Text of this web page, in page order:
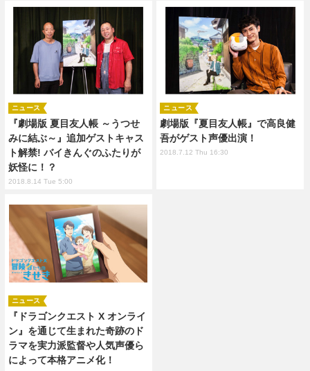
『劇場版 夏目友人帳 ～うつせ
みに結ぶ～』追加ゲストキャス
ト解禁! バイきんぐのふたりが
妖怪に！？
ニュース
2018.8.14 Tue 5:00
劇場版『夏目友人帳』で高良健
吾がゲスト声優出演！
ニュース
2018.7.12 Thu 16:30
『ドラゴンクエスト X オンライ
ン』を通じて生まれた奇跡のド
ラマを実力派監督や人気声優ら
によって本格アニメ化！
ニュース